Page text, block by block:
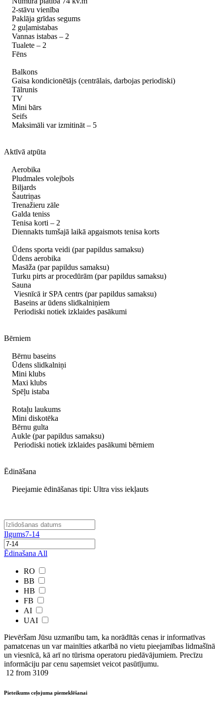
2-stāvu vienība
Paklāja grīdas segums
2 guļamistabas
Vannas istabas – 2
Tualete – 2
Fēns
Balkons
Gaisa kondicionētājs (centrālais, darbojas periodiski)
Tālrunis
TV
Mini bārs
Seifs
Maksimāli var izmitināt – 5
Aktīvā atpūta
Aerobika
Pludmales volejbols
Biljards
Šautriņas
Trenažieru zāle
Galda teniss
Tenisa korti – 2
Diennakts tumšajā laikā apgaismots tenisa korts
Ūdens sporta veidi (par papildus samaksu)
Ūdens aerobika
Masāža (par papildus samaksu)
Turku pirts ar procedūrām (par papildus samaksu)
Sauna
Viesnīcā ir SPA centrs (par papildus samaksu)
Baseins ar ūdens slidkalniņiem
Periodiski notiek izklaides pasākumi
Bērniem
Bērnu baseins
Ūdens slidkalniņi
Mini klubs
Maxi klubs
Spēļu istaba
Rotaļu laukums
Mini diskotēka
Bērnu gulta
Aukle (par papildus samaksu)
Periodiski notiek izklaides pasākumi bērniem
Ēdināšana
Pieejamie ēdināšanas tipi: Ultra viss iekļauts
Ilgums7-14
Ēdinašana All
RO
BB
HB
FB
AI
UAI
Pievēršam Jūsu uzmanību tam, ka norādītās cenas ir ​informatīvas ​
pamatcenas un var mainīties atkarībā ​no ​vietu pieejamības lidmašīnā
un viesnīcā, kā arī no tūrisma operatoru piedāvājumiem. Precīzu
informāciju par cenu saņemsiet veicot pasūtījumu.
12 from 3109
Pieteikums ceļojuma piemeklēšanai